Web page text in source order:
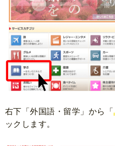
右下 「外国語・留学」から「
ックします。